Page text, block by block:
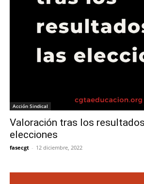
Acción Sindical
Valoración tras los
elecciones
fasecgt - 12 diciembre, 2022